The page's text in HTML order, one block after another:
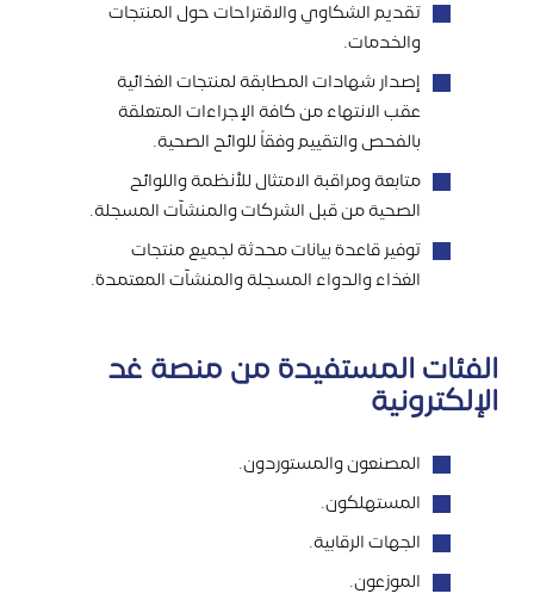
تقديم الشكاوي والاقتراحات حول المنتجات
والخدمات.
إصدار شهادات المطابقة لمنتجات الغذائية
عقب الانتهاء من كافة الإجراءات المتعلقة
بالفحص والتقييم وفقاً للوائح الصحية.
متابعة ومراقبة الامتثال للأنظمة واللوائح
الصحية من قبل الشركات والمنشآت المسجلة.
توفير قاعدة بيانات محدثة لجميع منتجات
الغذاء والدواء المسجلة والمنشآت المعتمدة.
الفئات المستفيدة من منصة غد
الإلكترونية
المصنعون والمستوردون.
المستهلكون.
الجهات الرقابية.
الموزعون.